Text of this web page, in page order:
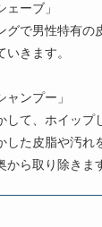
ェーブ」
グで男性特有の
きます。
ャンプー」
して、ホイップ
した皮脂や汚れ
から取り除きま